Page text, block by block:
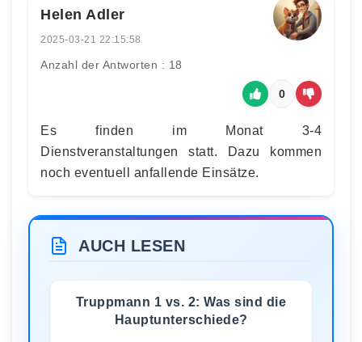
Helen Adler
2025-03-21 22:15:58
Anzahl der Antworten : 18
0
Es finden im Monat 3-4
Dienstveranstaltungen statt. Dazu kommen
noch eventuell anfallende Einsätze.
AUCH LESEN
Truppmann 1 vs. 2: Was sind die
Hauptunterschiede?